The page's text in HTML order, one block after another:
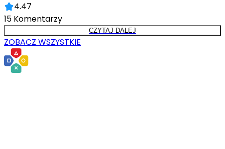
4.47
15 Komentarzy
CZYTAJ DALEJ
ZOBACZ WSZYSTKIE